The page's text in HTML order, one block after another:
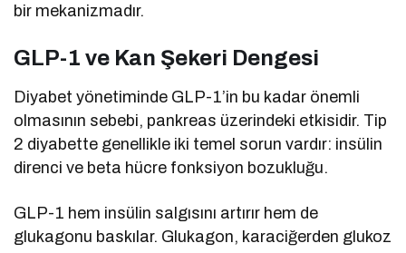
bir mekanizmadır.
GLP-1 ve Kan Şekeri Dengesi
Diyabet yönetiminde GLP-1’in bu kadar önemli
olmasının sebebi, pankreas üzerindeki etkisidir. Tip
2 diyabette genellikle iki temel sorun vardır: insülin
direnci ve beta hücre fonksiyon bozukluğu.
GLP-1 hem insülin salgısını artırır hem de
glukagonu baskılar. Glukagon, karaciğerden glukoz